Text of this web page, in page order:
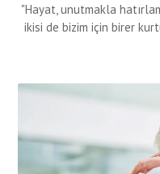
"Hayat, unutmakla
ikisi de bizim için birer